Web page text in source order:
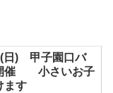
日) 甲子園口バ
催 小さいお子
ます